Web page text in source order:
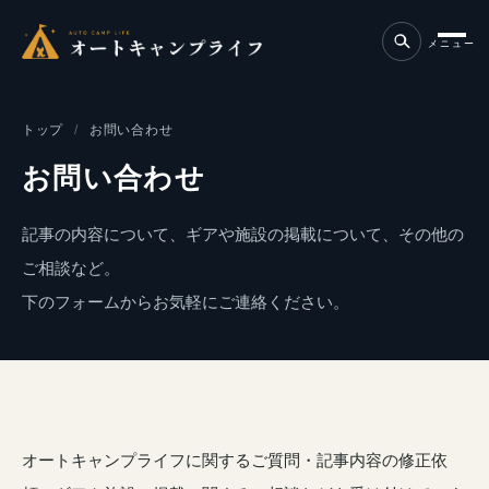
メニュー
トップ お問い合わせ
お問い合わせ
記事の内容について、ギアや施設の掲載について、その他の
ご相談など。
下のフォームからお気軽にご連絡ください。
オートキャンプライフに関するご質問・記事内容の修正依